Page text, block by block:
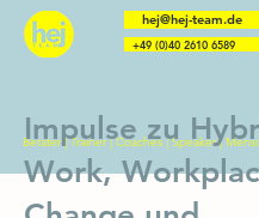
hej@hej-team.de
+49 (0)40 2610 6589
Berater | Trainer | Coaches | Speaker |
Impulse zu
Work,